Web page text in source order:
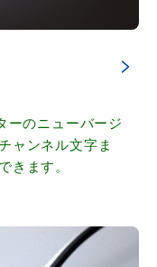
ーのニューバージ
ャンネル文字ま
きます。